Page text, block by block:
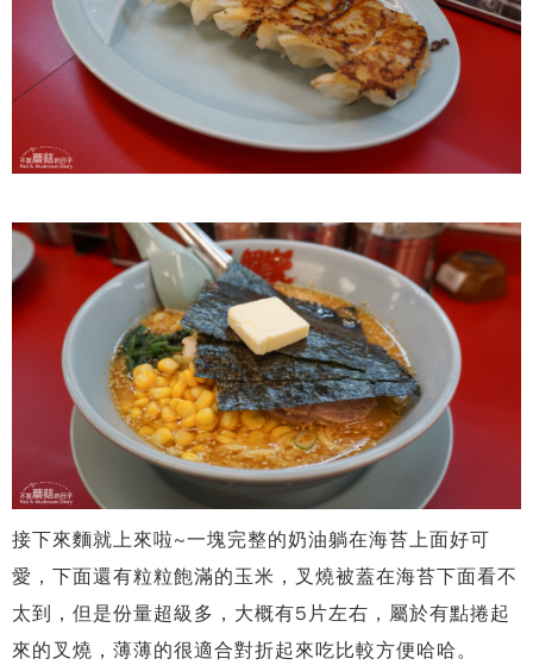
接下來麵就上來啦~一塊完整的奶油躺在海苔上面好可
愛，下面還有粒粒飽滿的玉米，叉燒被蓋在海苔下面看不
太到，但是份量超級多，大概有5片左右，屬於有點捲起
來的叉燒，薄薄的很適合對折起來吃比較方便哈哈。